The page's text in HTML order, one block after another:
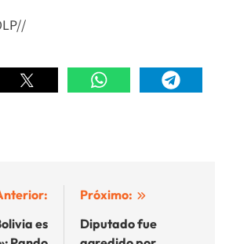
es
Próximo:
Diputado fue